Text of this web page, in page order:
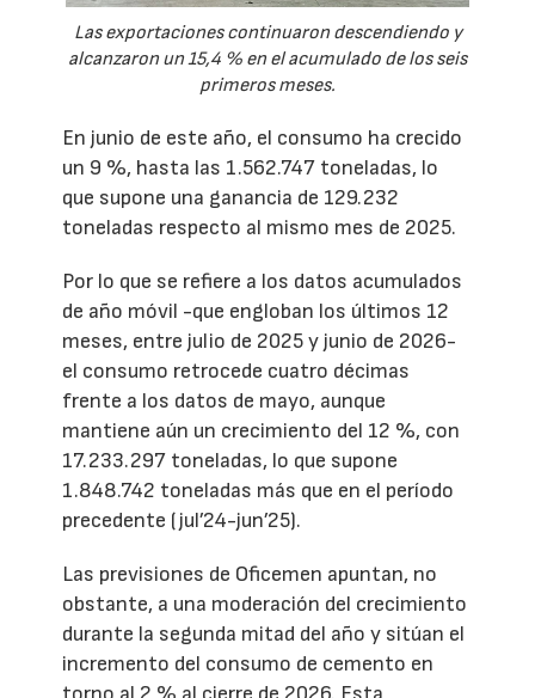
Las exportaciones continuaron descendiendo y
alcanzaron un 15,4 % en el acumulado de los seis
primeros meses.
En junio de este año, el consumo ha crecido
un 9 %, hasta las 1.562.747 toneladas, lo
que supone una ganancia de 129.232
toneladas respecto al mismo mes de 2025.
Por lo que se refiere a los datos acumulados
de año móvil -que engloban los últimos 12
meses, entre julio de 2025 y junio de 2026-
el consumo retrocede cuatro décimas
frente a los datos de mayo, aunque
mantiene aún un crecimiento del 12 %, con
17.233.297 toneladas, lo que supone
1.848.742 toneladas más que en el período
precedente (jul’24-jun’25).
Las previsiones de Oficemen apuntan, no
obstante, a una moderación del crecimiento
durante la segunda mitad del año y sitúan el
incremento del consumo de cemento en